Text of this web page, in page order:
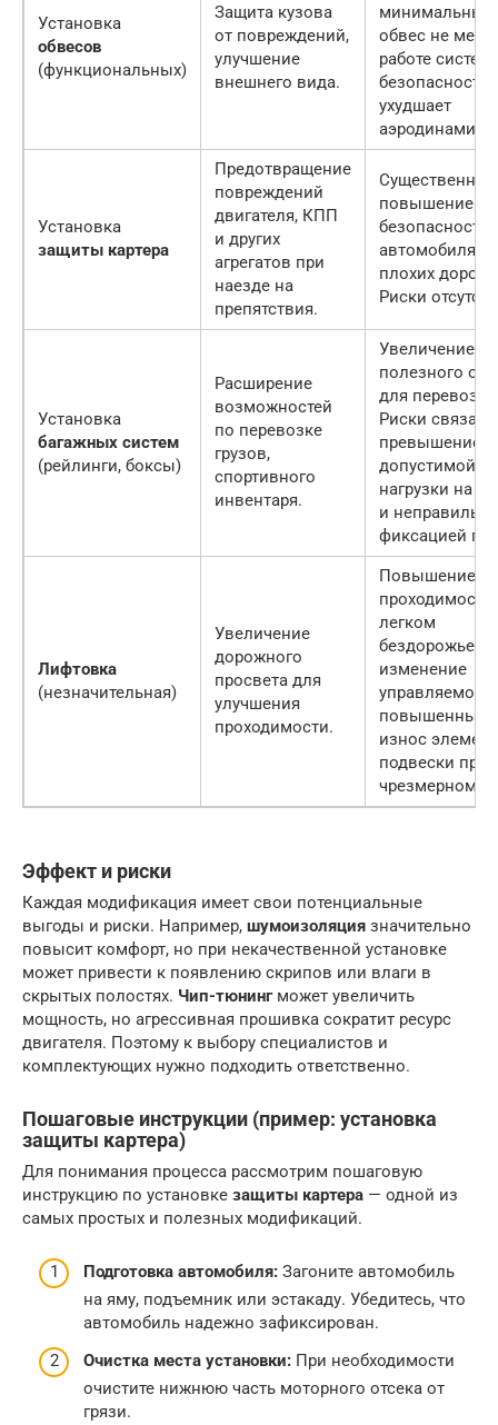
Установка
обвесов
(функциональных)
Защита кузова
от повреждений,
улучшение
внешнего вида.
минимальны,
обвес не
работе систем
безопасности
ухудшает
аэродинамику.
Установка
защиты картера
Предотвращение
повреждений
двигателя, КПП
и других
агрегатов при
наезде на
препятствия.
Существенное
повышение
безопасности
автомобиля на
плохих
Риски
Установка
багажных систем
(рейлинги, боксы)
Расширение
возможностей
по перевозке
грузов,
спортивного
инвентаря.
Увеличение
полезного
для
Риски
превышением
допустимой
нагрузки на
и
фиксацией
Лифтовка
(незначительная)
Увеличение
дорожного
просвета для
улучшения
проходимости.
Повышение
проходимости
легком
бездорожье.
изменение
повышенный
износ
подвески при
чрезмерном
Эффект и риски
Каждая модификация имеет свои потенциальные
выгоды и риски. Например, шумоизоляция значительно
повысит комфорт, но при некачественной установке
может привести к появлению скрипов или влаги в
скрытых полостях. Чип-тюнингможет увеличить
мощность, но агрессивная прошивка сократит ресурс
двигателя. Поэтому к выбору специалистов и
комплектующих нужно подходить ответственно.
Пошаговые инструкции (пример: установка
защиты картера)
Для понимания процесса рассмотрим пошаговую
инструкцию по установке защиты картера — одной из
самых простых и полезных модификаций.
Подготовка автомобиля: Загоните автомобиль
на яму, подъемник или эстакаду. Убедитесь, что
автомобиль надежно зафиксирован.
Очистка места установки: При необходимости
очистите нижнюю часть моторного отсека от
грязи.